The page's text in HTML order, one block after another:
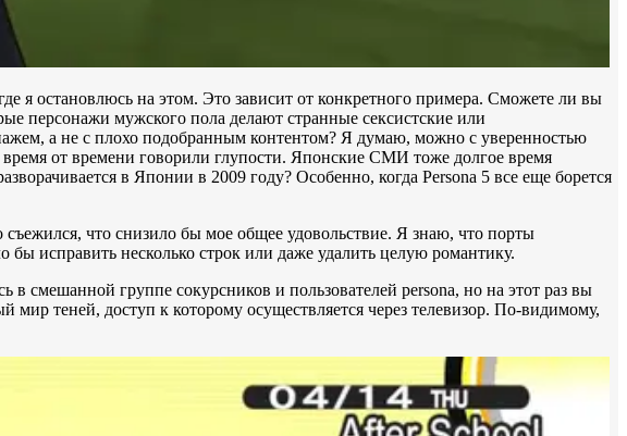
я остановлюсь на этом. Это зависит от конкретного примера. Сможете ли вы
персонажи мужского пола делают странные сексистские или
а не с плохо подобранным контентом? Я думаю, можно с уверенностью
время от времени говорили глупости. Японские СМИ тоже долгое время
в Японии в 2009 году? Особенно, когда Persona 5 все еще борется
что снизило бы мое общее удовольствие. Я знаю, что порты
исправить несколько строк или даже удалить целую романтику.
смешанной группе сокурсников и пользователей persona, но на этот раз вы
теней, доступ к которому осуществляется через телевизор. По-видимому,